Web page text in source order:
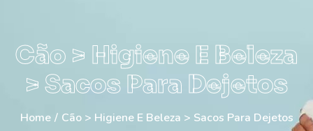
Cão > Higiene E Beleza
> Sacos Para Dejetos
Home / Cão > Higiene E Beleza > Sacos Para Dejetos